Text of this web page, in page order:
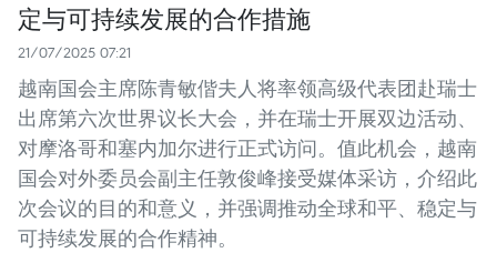
定与可持续发展的合作措施
21/07/2025 07:21
越南国会主席陈青敏偕夫人将率领高级代表团赴瑞士
出席第六次世界议长大会，并在瑞士开展双边活动、
对摩洛哥和塞内加尔进行正式访问。值此机会，越南
国会对外委员会副主任敦俊峰接受媒体采访，介绍此
次会议的目的和意义，并强调推动全球和平、稳定与
可持续发展的合作精神。